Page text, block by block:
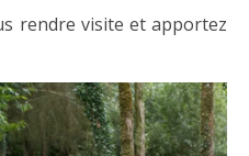
rendre visite et apportez